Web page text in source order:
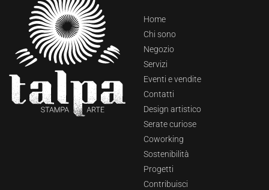
Home
Chi sono
Negozio
Servizi
Eventi e vendite
Contatti
Design artistico
Serate curiose
Coworking
Sostenibilità
Progetti
Contribuisci